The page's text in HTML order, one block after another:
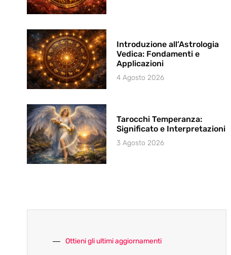
Introduzione all’Astrologia
Vedica: Fondamenti e
Applicazioni
4 Agosto 2026
Tarocchi Temperanza:
Significato e Interpretazioni
3 Agosto 2026
Ottieni gli ultimi aggiornamenti